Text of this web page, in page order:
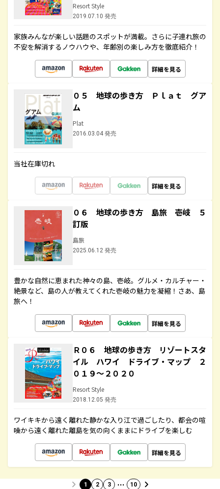
Resort Style
2019.07.10 発売
家族みんなが楽しい話題のスポットが満載。さらに子連れ旅の
不安を解消するノウハウや、年齢別の楽しみ方を徹底紹介！
詳細を見る
０５ 地球の歩き方 Ｐｌａｔ グア
ム
Plat
2016.03.04 発売
当社在庫切れ
詳細を見る
０６ 地球の歩き方 島旅 壱岐 ５
訂版
島旅
2025.06.12 発売
豊かな自然に恵まれた神々の島、壱岐。グルメ・カルチャー・
絶景など、島の人が教えてくれた壱岐の魅力を凝縮！さあ、島
旅へ！
詳細を見る
Ｒ０６ 地球の歩き方 リゾートスタ
イル ハワイ ドライブ・マップ ２
０１９～２０２０
Resort Style
2018.12.05 発売
ワイキキから遠く離れた静かな入り江で過ごしたり、都会の喧
噪から遠く離れた離島を気の向くままにドライブを楽しむ
詳細を見る
1 2 3 … 10